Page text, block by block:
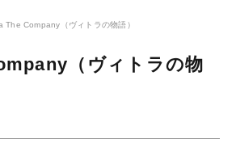
The Company（ヴィトラの物語）
（ヴィトラの物